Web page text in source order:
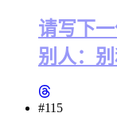
请写下
别人：
#115